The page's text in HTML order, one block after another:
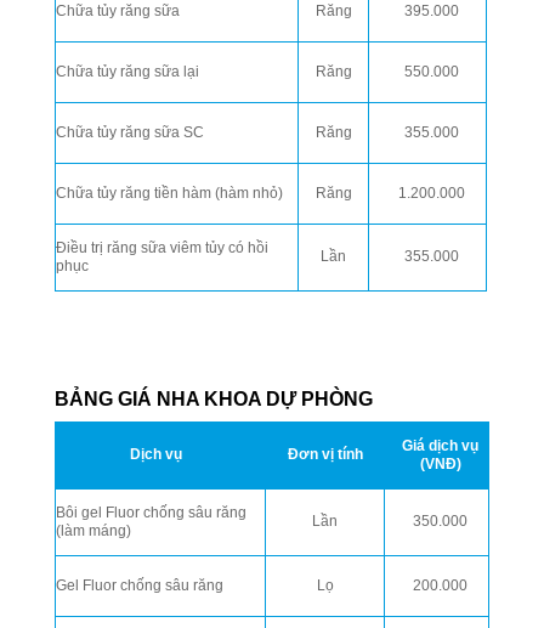
Chữa tủy răng sữa Răng 395.000
Chữa tủy răng sữa lại Răng 550.000
Chữa tủy răng sữa SC Răng 355.000
Chữa tủy răng tiền hàm (hàm nhỏ) Răng 1.200.000
Điều trị răng sữa viêm tủy có hồi
phục
Lần 355.000
BẢNG GIÁ NHA KHOA DỰ PHÒNG
Dịch vụ Đơn vị tính
Giá dịch vụ
(VNĐ)
Bôi gel Fluor chống sâu răng
(làm máng)
Lần 350.000
Gel Fluor chống sâu răng Lọ 200.000